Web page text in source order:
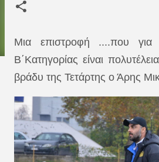
Μια επιστροφή ....που για
Β΄Κατηγορίας είναι
βράδυ της Τετάρτης ο Άρης